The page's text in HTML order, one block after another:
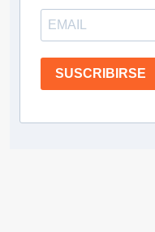
SUSCRIBIRSE